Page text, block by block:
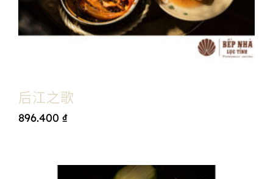
后江之歌
896.400 ₫